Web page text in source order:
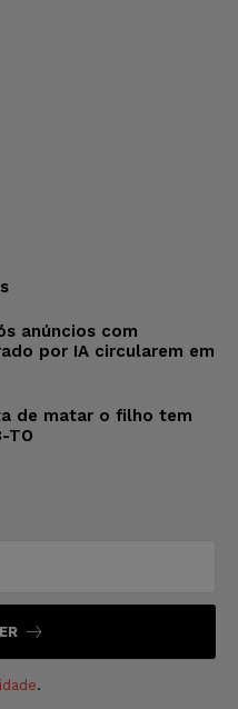
anúncios com
por IA circularem em
de matar o filho tem
TO
.